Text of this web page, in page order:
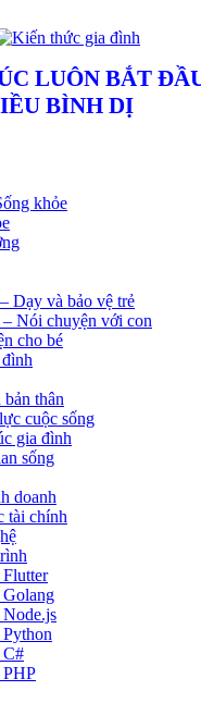
LUÔN BẮT
BÌNH DỊ
khỏe
Dạy và bảo vệ trẻ
Nói chuyện với con
cho bé
bản thân
cuộc sống
gia đình
sống
doanh
tài chính
C#